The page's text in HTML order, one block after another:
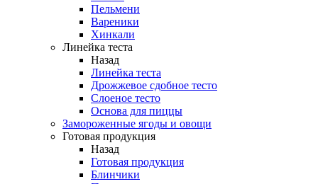
Пельмени
Вареники
Хинкали
Линейка теста
Назад
Линейка теста
Дрожжевое сдобное тесто
Слоеное тесто
Основа для пиццы
Замороженные ягоды и овощи
Готовая продукция
Назад
Готовая продукция
Блинчики